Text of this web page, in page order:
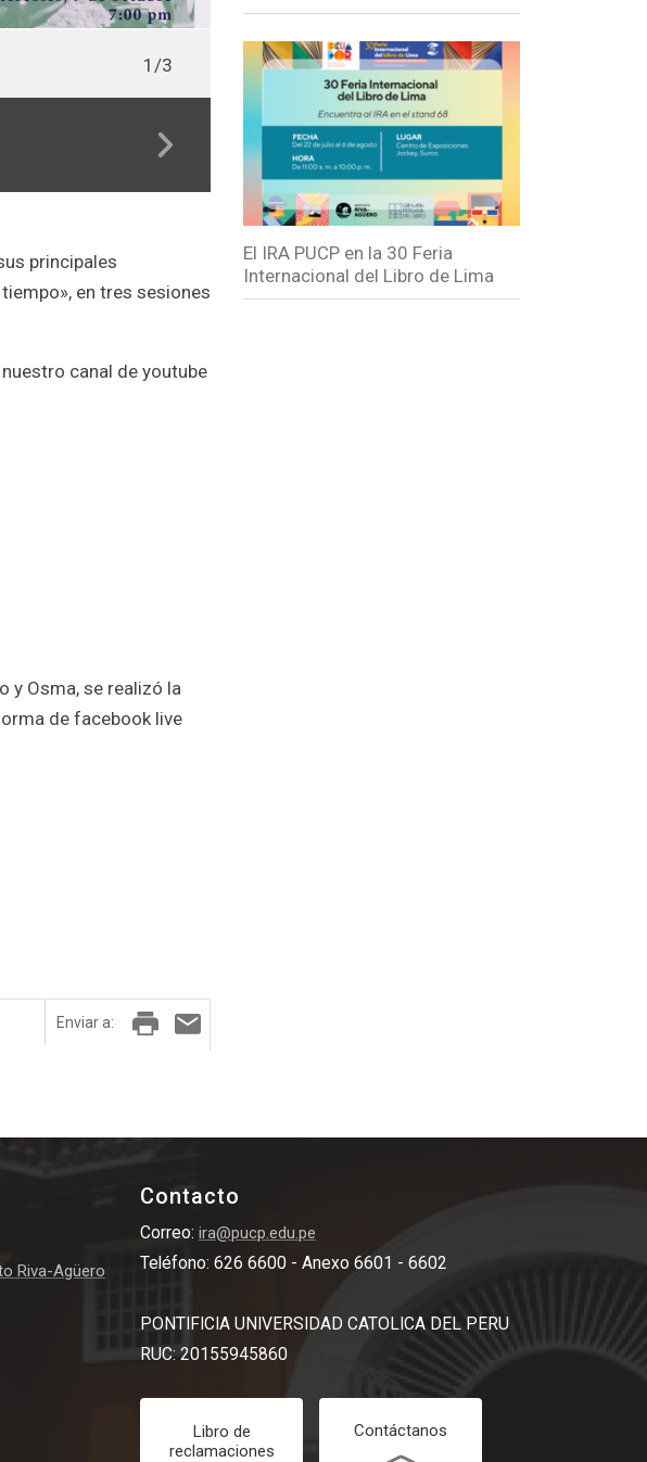
Seminario virtual "Riva-Agüero: el hombre, su legado y su tiempo" - sesión 2 -
principales
en tres sesiones
canal de youtube
y Osma, se realizó la
de facebook live
Enviar a:
El IRA PUCP en la 30 Feria
Internacional del Libro de Lima
Riva-Agüero
Contacto
Correo: ira@pucp.edu.pe
Teléfono: 626 6600 - Anexo 6601 - 6602
PONTIFICIA UNIVERSIDAD CATOLICA DEL PERU
RUC: 20155945860
Libro de
reclamaciones
Contáctanos